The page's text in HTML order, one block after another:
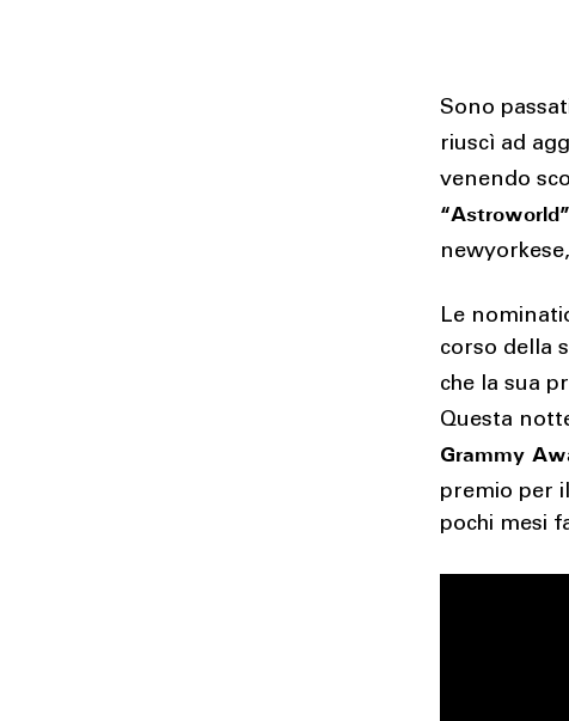
Sono
riuscì ad
venendo
“Astroworld”
newyorkese,
Le
corso della
che la sua
Questa
Grammy
premio per il
pochi mesi